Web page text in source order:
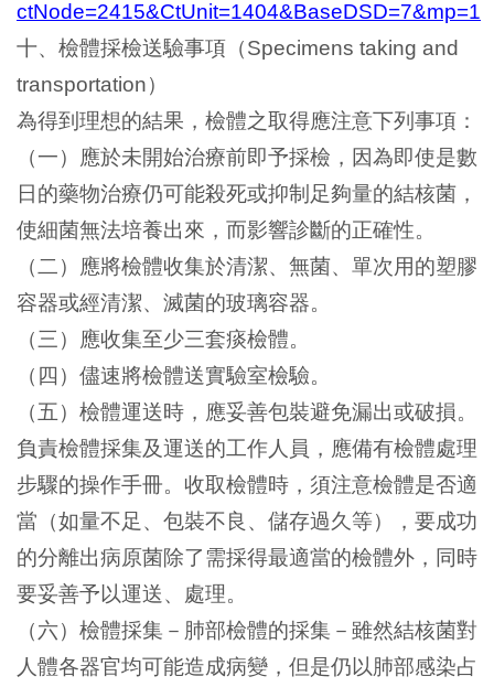
ctNode=2415&CtUnit=1404&BaseDSD=7&mp=1
十、檢體採檢送驗事項（Specimens taking and
transportation）
為得到理想的結果，檢體之取得應注意下列事項：
（一）應於未開始治療前即予採檢，因為即使是數
日的藥物治療仍可能殺死或抑制足夠量的結核菌，
使細菌無法培養出來，而影響診斷的正確性。
（二）應將檢體收集於清潔、無菌、單次用的塑膠
容器或經清潔、滅菌的玻璃容器。
（三）應收集至少三套痰檢體。
（四）儘速將檢體送實驗室檢驗。
（五）檢體運送時，應妥善包裝避免漏出或破損。
負責檢體採集及運送的工作人員，應備有檢體處理
步驟的操作手冊。收取檢體時，須注意檢體是否適
當（如量不足、包裝不良、儲存過久等），要成功
的分離出病原菌除了需採得最適當的檢體外，同時
要妥善予以運送、處理。
（六）檢體採集－肺部檢體的採集－雖然結核菌對
人體各器官均可能造成病變，但是仍以肺部感染占